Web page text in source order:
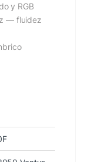
y RGB
— fluidez